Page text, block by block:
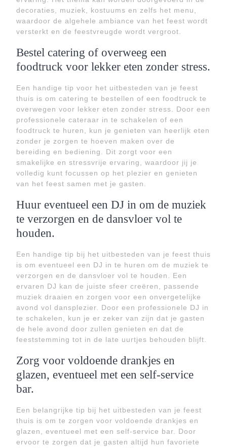
decoraties, muziek, kostuums en zelfs het menu,
waardoor de algehele ambiance van het feest wordt
versterkt en de feestvreugde wordt vergroot.
Bestel catering of overweeg een
foodtruck voor lekker eten zonder stress.
Een handige tip voor het uitbesteden van je feest
thuis is om catering te bestellen of een foodtruck te
overwegen voor lekker eten zonder stress. Door een
professionele cateraar in te schakelen of een
foodtruck te huren, kun je genieten van heerlijk eten
zonder je zorgen te hoeven maken over de
bereiding en bediening. Dit zorgt voor een
smakelijke en stressvrije ervaring, waardoor jij je
volledig kunt focussen op het plezier en genieten
van het feest samen met je gasten.
Huur eventueel een DJ in om de muziek
te verzorgen en de dansvloer vol te
houden.
Een handige tip bij het uitbesteden van je feest thuis
is om eventueel een DJ in te huren om de muziek te
verzorgen en de dansvloer vol te houden. Een
ervaren DJ kan de juiste sfeer creëren, passende
muziek draaien en zorgen voor een onvergetelijke
avond vol dansplezier. Door een professionele DJ in
te schakelen, kun je er zeker van zijn dat je gasten
de hele avond door zullen genieten en dat de
feeststemming tot in de late uurtjes behouden blijft.
Zorg voor voldoende drankjes en
glazen, eventueel met een self-service
bar.
Een belangrijke tip bij het uitbesteden van je feest
thuis is om te zorgen voor voldoende drankjes en
glazen, eventueel met een self-service bar. Door
ervoor te zorgen dat je gasten altijd hun favoriete